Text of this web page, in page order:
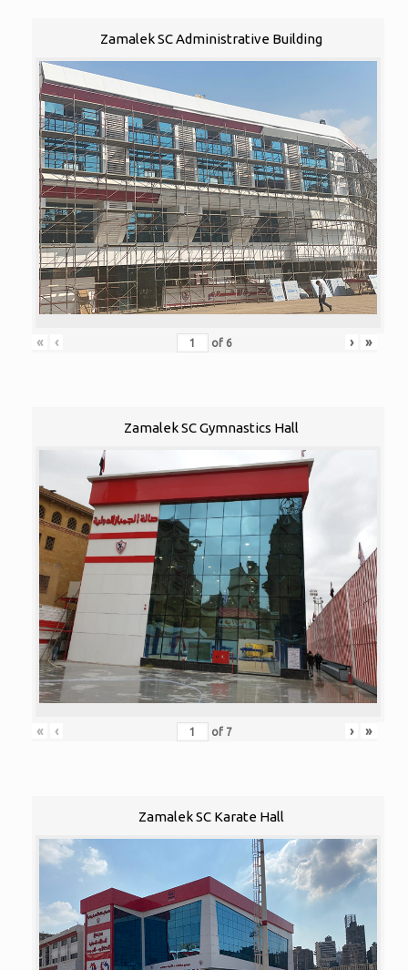
Zamalek SC Administrative Building
« ‹ of 6 › »
Zamalek SC Gymnastics Hall
« ‹ of 7 › »
Zamalek SC Karate Hall